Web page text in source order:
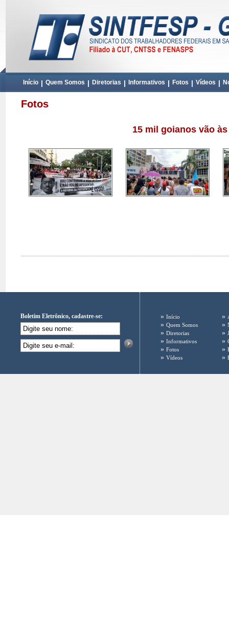
Início | Quem Somos | Diretorias | Informativos | Fotos | Vídeos |
Fotos
15 mil goianos vão
Boletim Eletrônico, cadastre-se: » Início
» Quem Somos
» Diretorias
» Informativos
» Fotos
» Vídeos
»
»
»
»
»
»